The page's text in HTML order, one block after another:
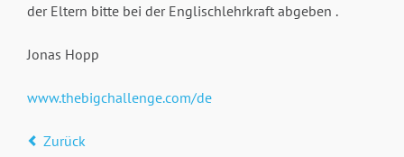
der Eltern bitte bei der Englischlehrkraft abgeben .
Jonas Hopp
www.thebigchallenge.com/de
Zurück